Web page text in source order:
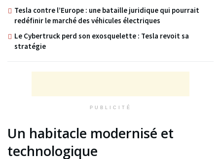
Tesla contre l’Europe : une bataille juridique qui pourrait
redéfinir le marché des véhicules électriques
Le Cybertruck perd son exosquelette : Tesla revoit sa
stratégie
PUBLICITÉ
Un habitacle modernisé et
technologique